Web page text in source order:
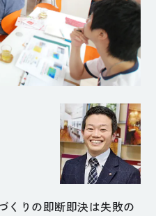
くりの即断即決は失敗の